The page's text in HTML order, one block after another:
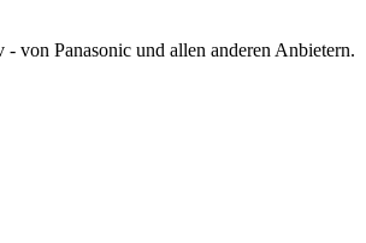
von Panasonic und allen anderen Anbietern.